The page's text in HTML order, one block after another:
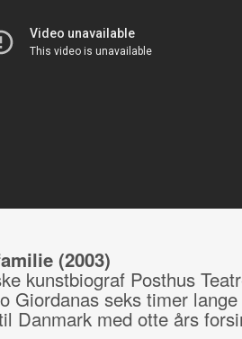
(2003)
kunstbiograf Posthus
Giordanas seks timer lange
Danmark med otte års